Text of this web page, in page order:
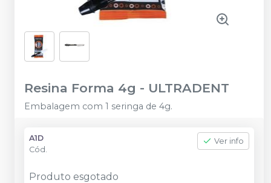
Resina Forma 4g - ULTRADENT
Embalagem com 1 seringa de 4g.
A1D
Cód.
Ver info
Produto esgotado